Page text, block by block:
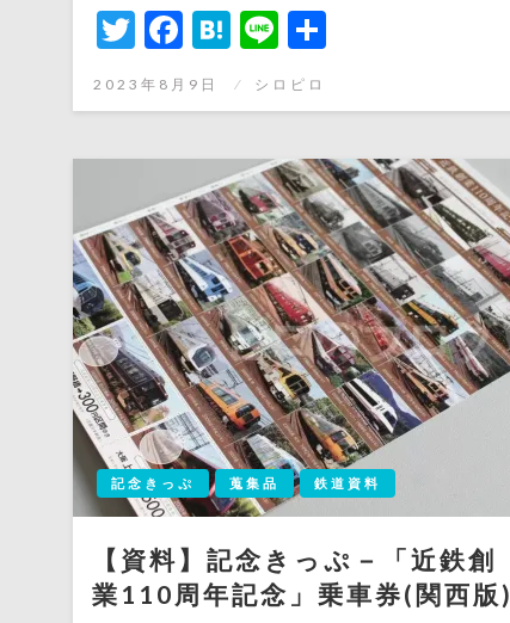
Twitter
Facebook
Hatena
Line
投
日:
2023年8月9日 シロピロ
記念きっぷ 蒐集品 鉄道資料
【資料】記念きっぷ－「近鉄創
業110周年記念」乗車券(関西版)